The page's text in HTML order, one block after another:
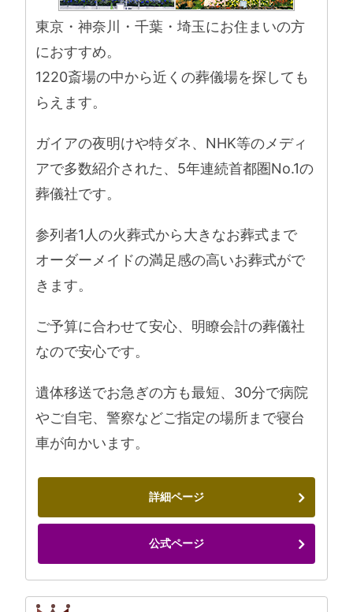
東京・神奈川・千葉・埼玉にお住まいの方
におすすめ。
1220斎場の中から近くの葬儀場を探しても
らえます。
ガイアの夜明けや特ダネ、NHK等のメディ
アで多数紹介された、5年連続首都圏No.1の
葬儀社です。
参列者1人の火葬式から大きなお葬式まで
オーダーメイドの満足感の高いお葬式がで
きます。
ご予算に合わせて安心、明瞭会計の葬儀社
なので安心です。
遺体移送でお急ぎの方も最短、30分で病院
やご自宅、警察などご指定の場所まで寝台
車が向かいます。
詳細ページ
公式ページ